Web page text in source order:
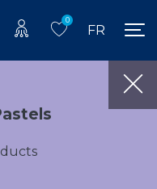
0
FR